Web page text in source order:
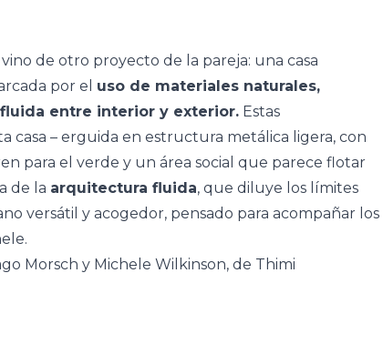
vino de otro proyecto de la pareja: una casa
por el uso de materiales naturales,
entre interior y exterior. Estas
casa – erguida en estructura metálica ligera, con
para el verde y un área social que parece flotar
de la arquitectura fluida, que diluye los límites
versátil y acogedor, pensado para acompañar los